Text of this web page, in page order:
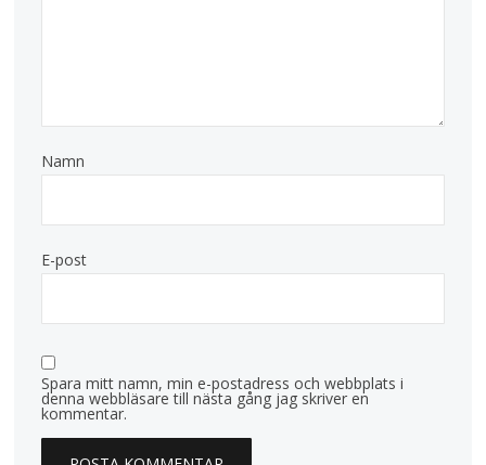
Namn
E-post
Spara mitt namn, min e-postadress och webbplats i
denna webbläsare till nästa gång jag skriver en
kommentar.